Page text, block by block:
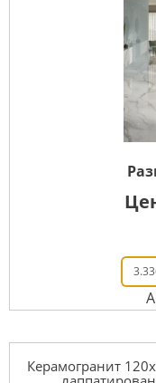
Керамогранит